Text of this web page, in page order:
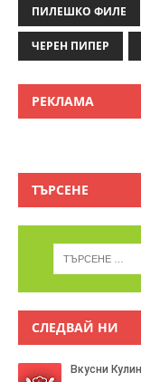
ПИЛЕШКО ФИЛЕ
ЧЕРЕН ПИПЕР
РЕКЛАМА
ТЪРСЕНЕ
СЛЕДВАЙ НИ